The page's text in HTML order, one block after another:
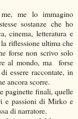
me lo immagino
sostanze che ho
cinema, letteratura e
riflessione ultima che
forse non scrivo solo
al mondo, ma forse
essere raccontate, in
ancora scorre.
paginette finali, quelle
e passioni di Mirko e
di narratore.